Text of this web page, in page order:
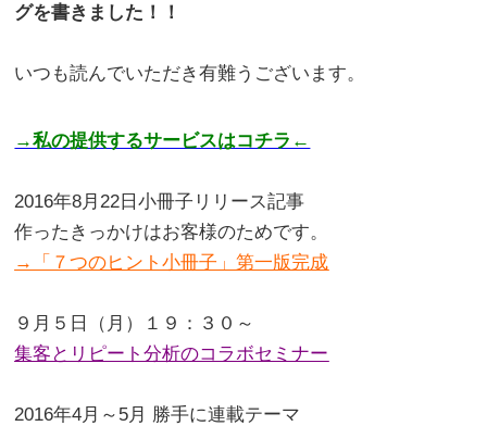
グを書きました！！
いつも読んでいただき有難うございます。
→私の提供するサービスはコチラ←
2016年8月22日小冊子リリース記事
作ったきっかけはお客様のためです。
→「７つのヒント小冊子」第一版完成
９月５日（月）１９：３０～
集客とリピート分析のコラボセミナー
2016年4月～5月 勝手に連載テーマ